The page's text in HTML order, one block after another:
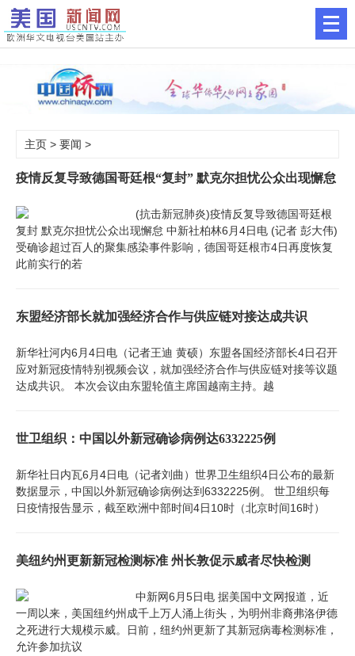
主页 > 要闻 >
疫情反复导致德国哥廷根“复封” 默克尔担忧公众出现懈怠
(抗击新冠肺炎)疫情反复导致德国哥廷根
复封 默克尔担忧公众出现懈怠 中新社柏林6月4日电 (记者 彭大伟)
受确诊超过百人的聚集感染事件影响，德国哥廷根市4日再度恢复
此前实行的若
东盟经济部长就加强经济合作与供应链对接达成共识
新华社河内6月4日电（记者王迪 黄硕）东盟各国经济部长4日召开
应对新冠疫情特别视频会议，就加强经济合作与供应链对接等议题
达成共识。 本次会议由东盟轮值主席国越南主持。越
世卫组织：中国以外新冠确诊病例达6332225例
新华社日内瓦6月4日电（记者刘曲）世界卫生组织4日公布的最新
数据显示，中国以外新冠确诊病例达到6332225例。 世卫组织每
日疫情报告显示，截至欧洲中部时间4日10时（北京时间16时）
美纽约州更新新冠检测标准 州长敦促示威者尽快检测
中新网6月5日电 据美国中文网报道，近
一周以来，美国纽约州成千上万人涌上街头，为明州非裔弗洛伊德
之死进行大规模示威。日前，纽约州更新了其新冠病毒检测标准，
允许参加抗议